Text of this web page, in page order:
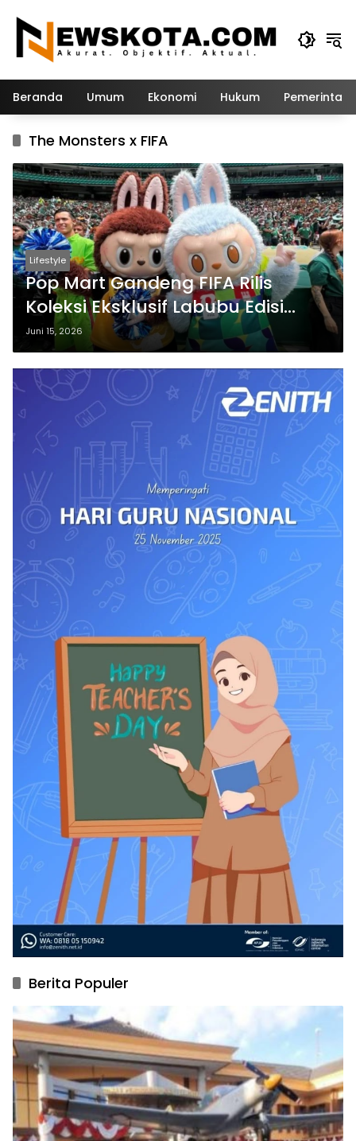
konten
Beranda Umum Ekonomi Hukum
The Monsters x FIFA
Lifestyle
Pop Mart Gandeng FIFA Rilis
Koleksi Eksklusif Labubu Edisi
Piala Dunia 2026
Juni 15, 2026
Berita Populer